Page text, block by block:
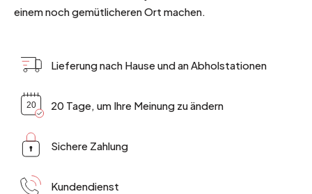
einem noch gemütlicheren Ort machen.
Lieferung nach Hause und an Abholstationen
20 Tage, um Ihre Meinung zu ändern
Sichere Zahlung
Kundendienst